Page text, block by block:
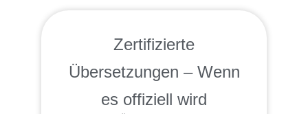
Zertifizierte
Übersetzungen – Wenn
es offiziell wird